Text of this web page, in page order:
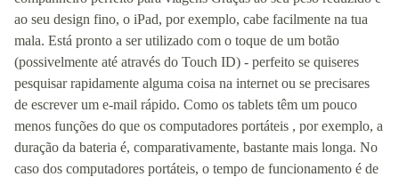
ao seu design fino, o iPad, por exemplo, cabe facilmente na tua
mala. Está pronto a ser utilizado com o toque de um botão
(possivelmente até através do Touch ID) - perfeito se quiseres
pesquisar rapidamente alguma coisa na internet ou se precisares
de escrever um e-mail rápido. Como os tablets têm um pouco
menos funções do que os computadores portáteis , por exemplo, a
duração da bateria é, comparativamente, bastante mais longa. No
caso dos computadores portáteis, o tempo de funcionamento é de